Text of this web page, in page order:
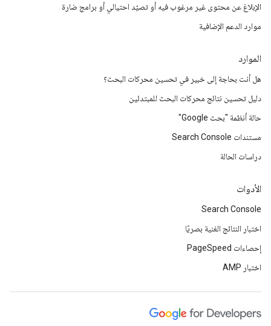
الإبلاغ عن محتوى غير مرغوب فيه أو تصيّد احتيالي أو برامج ضارة
موارد الدعم الإضافية
الموارد
هل أنت بحاجة إلى خبير في تحسين محركات البحث؟
دليل تحسين نتائج محركات البحث للمبتدئين
حالة أنظمة "بحث Google"
مستندات Search Console
دراسات الحالة
الأدوات
Search Console
اختبار النتائج الغنية بصريًا
إحصاءات PageSpeed
اختبار AMP